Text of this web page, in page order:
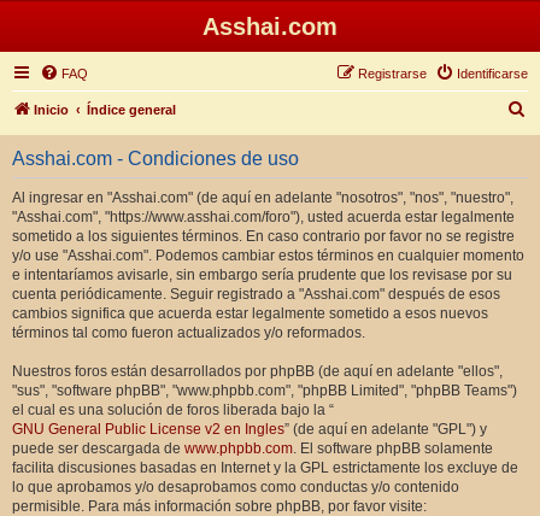
Asshai.com
FAQ Identificarse
Registrarse
Inicio Índice general
u
Asshai.com - Condiciones de uso
Al ingresar en "Asshai.com" (de aquí en adelante "nosotros", "nos", "nuestro",
"Asshai.com", "https://www.asshai.com/foro"), usted acuerda estar legalmente
sometido a los siguientes términos. En caso contrario por favor no se registre
y/o use "Asshai.com". Podemos cambiar estos términos en cualquier momento
e intentaríamos avisarle, sin embargo sería prudente que los revisase por su
cuenta periódicamente. Seguir registrado a "Asshai.com" después de esos
cambios significa que acuerda estar legalmente sometido a esos nuevos
términos tal como fueron actualizados y/o reformados.
Nuestros foros están desarrollados por phpBB (de aquí en adelante "ellos",
"sus", "software phpBB", "www.phpbb.com", "phpBB Limited", "phpBB Teams")
el cual es una solución de foros liberada bajo la “
GNU General Public License v2 en Ingles” (de aquí en adelante "GPL") y
puede ser descargada de www.phpbb.com. El software phpBB solamente
facilita discusiones basadas en Internet y la GPL estrictamente los excluye de
lo que aprobamos y/o desaprobamos como conductas y/o contenido
permisible. Para más información sobre phpBB, por favor visite: